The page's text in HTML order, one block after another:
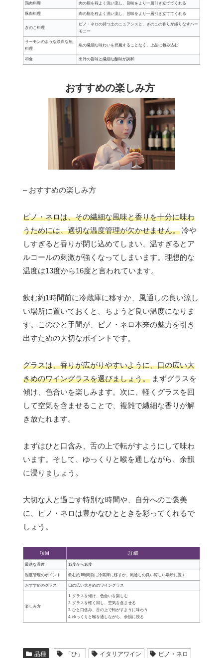
鶏肉料理 肉の脂を程よく洗い流し、旨味をより一層引き立ててくれる
豚肉料理 肉の脂を程よく洗い流し、旨味をより一層引き立ててくれる
きのこ料理
ピノ・ネロの持つ土のニュアンスと、きのこの香りが織りなすハー
モニー
サーモンのような淡白な魚
料理
魚の繊細な味わいを邪魔することなく、上品に包み込む
和食 出汁の旨味と繊細な酸味が調和
おすすめの楽しみ方
– おすすめの楽しみ方
ピノ・ネロは、その繊細な風味と香りを十分に味わ
うためには、適切な温度管理が欠かせません。 冷や
しすぎると香りが閉じ込めてしまい、温すぎるとア
ルコールの刺激が強くなってしまいます。理想的な
温度は13度から16度と言われています。
飲む約1時間前に冷蔵庫に移すか、風通しの良い涼し
い場所に置いておくと、ちょうど良い温度になりま
す。このひと手間が、ピノ・ネロ本来の魅力を引き
出すための大切なポイントです。
グラスは、香りが広がりやすいように、口の広い大
きめのワイングラスを選びましょう。 まずグラスを
傾け、色合いを楽しみます。次に、軽くグラスを回
して空気を含ませることで、複雑で繊細な香りが解
き放たれます。
まずはひと口含み、舌の上で転がすようにして味わ
います。そして、ゆっくりと喉を通しながら、余韻
に浸りましょう。
大切な人と過ごす特別な時間や、自分へのご褒美
に、ピノ・ネロは豊かなひとときを彩ってくれるで
しょう。
項目 詳細
最適な温度 13度から16度
温度管理のポイント 飲む約1時間前に冷蔵庫に移すか、風通しの良い涼しい場所に置く
おすすめのグラス 口の広い大きめのワイングラス
楽しみ方
1. グラスを傾け、色合いを楽しむ
2. グラスを軽く回し、空気を含ませる
3. ひと口含み、舌の上で転がすように味わう
4. ゆっくりと喉を通しながら、余韻に浸る
品種 「ひ」 イタリアワイン
ピノ・ネロ